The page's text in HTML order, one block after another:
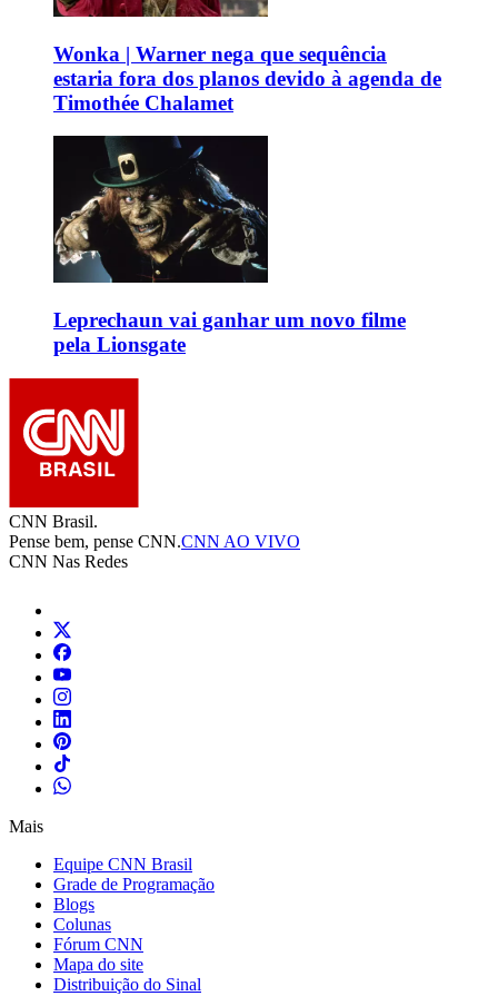
Wonka | Warner nega que sequência
estaria fora dos planos devido à agenda de
Timothée Chalamet
Leprechaun vai ganhar um novo filme
pela Lionsgate
CNN Brasil.
Pense bem, pense CNN.CNN AO VIVO
CNN Nas Redes
Mais
Equipe CNN Brasil
Grade de Programação
Blogs
Colunas
Fórum CNN
Mapa do site
Distribuição do Sinal